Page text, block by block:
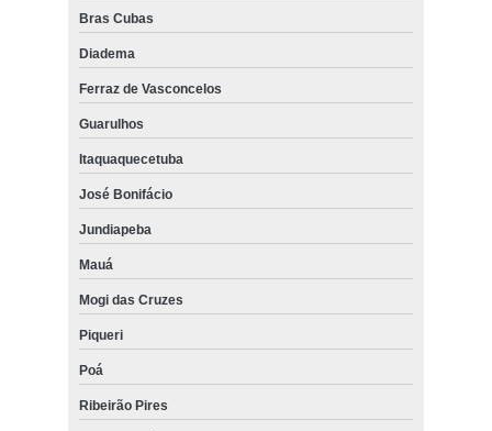
Bras Cubas
Diadema
Ferraz de Vasconcelos
Guarulhos
Itaquaquecetuba
José Bonifácio
Jundiapeba
Mauá
Mogi das Cruzes
Piqueri
Poá
Ribeirão Pires